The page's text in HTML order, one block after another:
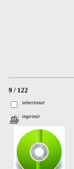
9 / 122
seleccionar
imprimir